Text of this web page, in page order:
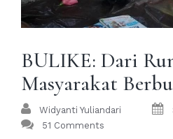
BULIKE: Dari
Masyarakat
Widyanti Yuliandari
51 Comments